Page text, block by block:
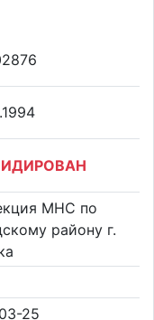
МНС по
району г.
25